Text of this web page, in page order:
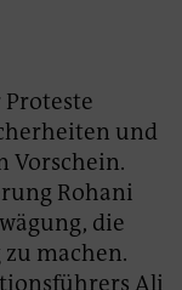
und
Vorschein.
Rohani
die
machen.
Ali